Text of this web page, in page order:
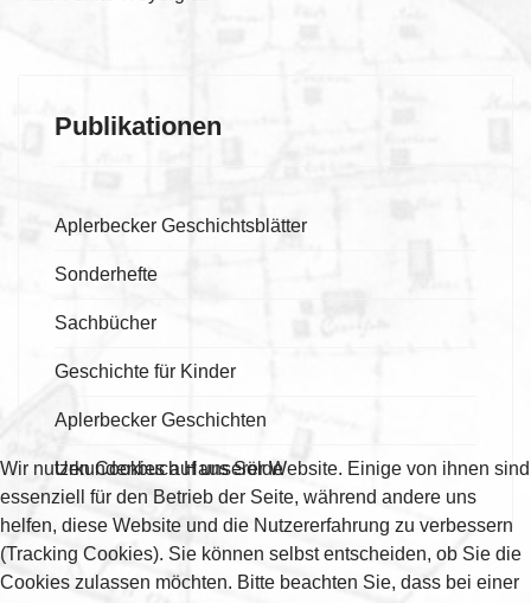
Publikationen
Aplerbecker Geschichtsblätter
Sonderhefte
Sachbücher
Geschichte für Kinder
Aplerbecker Geschichten
Urkundenbuch Haus Sölde
Wir nutzen Cookies auf unserer Website. Einige von ihnen sind
essenziell für den Betrieb der Seite, während andere uns
helfen, diese Website und die Nutzererfahrung zu verbessern
(Tracking Cookies). Sie können selbst entscheiden, ob Sie die
Cookies zulassen möchten. Bitte beachten Sie, dass bei einer